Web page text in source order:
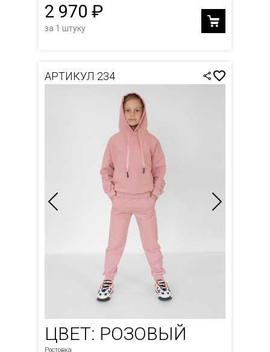
2 970 ₽
за 1 штуку
АРТИКУЛ 234
ЦВЕТ: РОЗОВЫЙ
Ростовка